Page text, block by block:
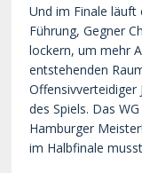
Und im Finale
Führung, Gegner
lockern, um mehr
entstehenden
des Spiels. Das
Hamburger
im Halbfinale